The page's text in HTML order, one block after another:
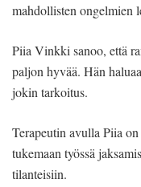
mahdollisten ongelmien
Piia Vinkki sanoo, että
paljon hyvää. Hän
jokin tarkoitus.
Terapeutin avulla Piia
tukemaan työssä
tilanteisiin.